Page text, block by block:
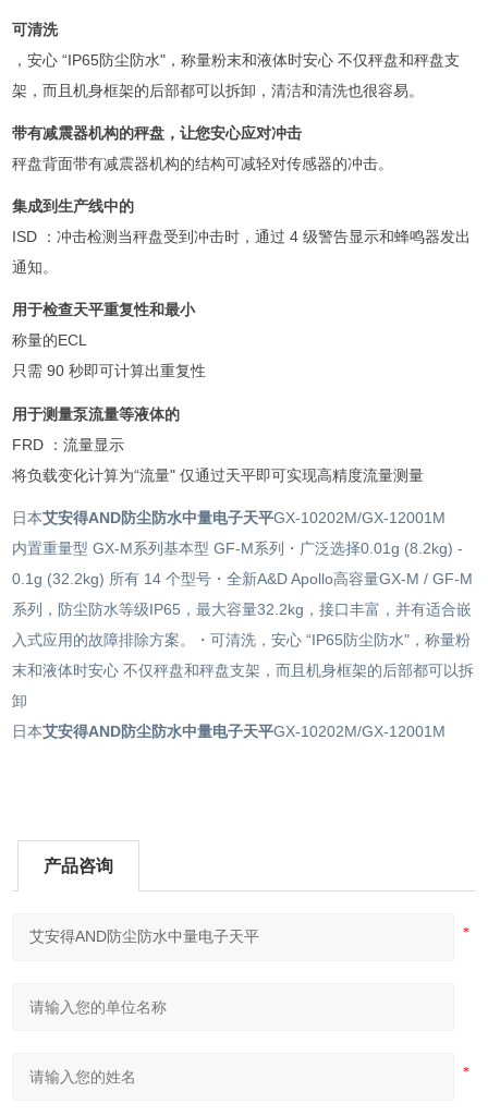
可清洗
，安心 “IP65防尘防水"，称量粉末和液体时安心 不仅秤盘和秤盘支
架，而且机身框架的后部都可以拆卸，清洁和清洗也很容易。
带有减震器机构的秤盘，让您安心应对冲击
秤盘背面带有减震器机构的结构可减轻对传感器的冲击。
集成到生产线中的
ISD ：冲击检测当秤盘受到冲击时，通过 4 级警告显示和蜂鸣器发出
通知。
用于检查天平重复性和最小
称量的ECL
只需 90 秒即可计算出重复性
用于测量泵流量等液体的
FRD ：流量显示
将负载变化计算为“流量" 仅通过天平即可实现高精度流量测量
日本艾安得AND防尘防水中量电子天平GX-10202M/GX-12001M
内置重量型 GX-M系列基本型 GF-M系列・广泛选择0.01g (8.2kg) -
0.1g (32.2kg) 所有 14 个型号・全新A&D Apollo高容量GX-M / GF-M
系列，防尘防水等级IP65，最大容量32.2kg，接口丰富，并有适合嵌
入式应用的故障排除方案。・可清洗，安心 “IP65防尘防水"，称量粉
末和液体时安心 不仅秤盘和秤盘支架，而且机身框架的后部都可以拆
卸
日本艾安得AND防尘防水中量电子天平GX-10202M/GX-12001M
产品咨询